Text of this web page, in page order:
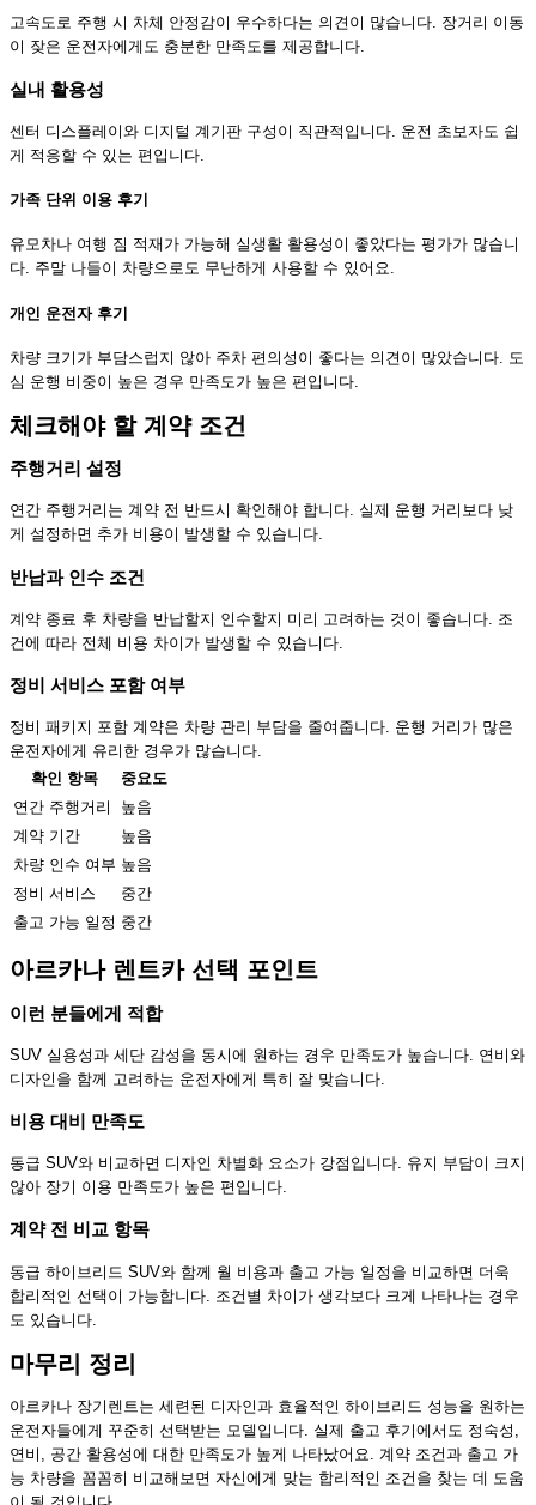
고속도로 주행 시 차체 안정감이 우수하다는 의견이 많습니다. 장거리 이동
이 잦은 운전자에게도 충분한 만족도를 제공합니다.
실내 활용성
센터 디스플레이와 디지털 계기판 구성이 직관적입니다. 운전 초보자도 쉽
게 적응할 수 있는 편입니다.
가족 단위 이용 후기
유모차나 여행 짐 적재가 가능해 실생활 활용성이 좋았다는 평가가 많습니
다. 주말 나들이 차량으로도 무난하게 사용할 수 있어요.
개인 운전자 후기
차량 크기가 부담스럽지 않아 주차 편의성이 좋다는 의견이 많았습니다. 도
심 운행 비중이 높은 경우 만족도가 높은 편입니다.
체크해야 할 계약 조건
주행거리 설정
연간 주행거리는 계약 전 반드시 확인해야 합니다. 실제 운행 거리보다 낮
게 설정하면 추가 비용이 발생할 수 있습니다.
반납과 인수 조건
계약 종료 후 차량을 반납할지 인수할지 미리 고려하는 것이 좋습니다. 조
건에 따라 전체 비용 차이가 발생할 수 있습니다.
정비 서비스 포함 여부
정비 패키지 포함 계약은 차량 관리 부담을 줄여줍니다. 운행 거리가 많은
운전자에게 유리한 경우가 많습니다.
확인 항목
중요도
연간 주행거리
높음
계약 기간
높음
차량 인수 여부 높음
정비 서비스
중간
출고 가능 일정 중간
아르카나 렌트카 선택 포인트
이런 분들에게 적합
SUV 실용성과 세단 감성을 동시에 원하는 경우 만족도가 높습니다. 연비와
디자인을 함께 고려하는 운전자에게 특히 잘 맞습니다.
비용 대비 만족도
동급 SUV와 비교하면 디자인 차별화 요소가 강점입니다. 유지 부담이 크지
않아 장기 이용 만족도가 높은 편입니다.
계약 전 비교 항목
동급 하이브리드 SUV와 함께 월 비용과 출고 가능 일정을 비교하면 더욱
합리적인 선택이 가능합니다. 조건별 차이가 생각보다 크게 나타나는 경우
도 있습니다.
마무리 정리
아르카나 장기렌트는 세련된 디자인과 효율적인 하이브리드 성능을 원하는
운전자들에게 꾸준히 선택받는 모델입니다. 실제 출고 후기에서도 정숙성,
연비, 공간 활용성에 대한 만족도가 높게 나타났어요. 계약 조건과 출고 가
능 차량을 꼼꼼히 비교해보면 자신에게 맞는 합리적인 조건을 찾는 데 도움